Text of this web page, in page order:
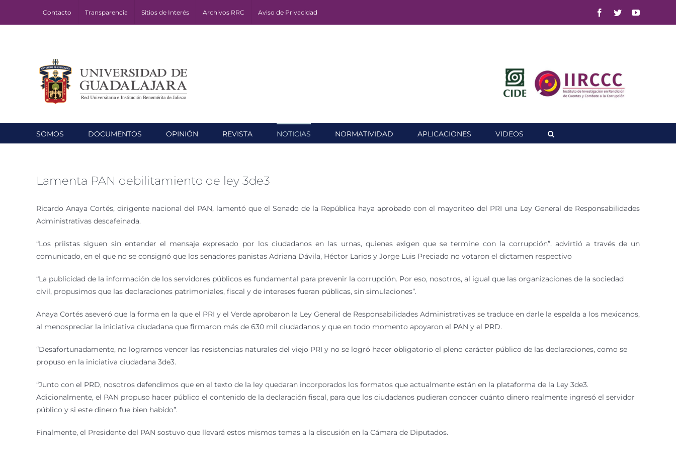
Contacto Transparencia Sitios de Interés Archivos RRC Aviso de Privacidad Facebook
TwitterYouTube
SOMOS DOCUMENTOS OPINIÓN REVISTA NOTICIAS NORMATIVIDAD APLICACIONES VIDEOS
Lamenta PAN debilitamiento de ley 3de3
Ricardo Anaya Cortés, dirigente nacional del PAN, lamentó que el Senado de la República haya aprobado con el mayoriteo del PRI una Ley General de Responsabilidades
Administrativas descafeinada.
“Los priistas siguen sin entender el mensaje expresado por los ciudadanos en las urnas, quienes exigen que se termine con la corrupción”, advirtió a través de un
comunicado, en el que no se consignó que los senadores panistas Adriana Dávila, Héctor Larios y Jorge Luis Preciado no votaron el dictamen respectivo
“La publicidad de la información de los servidores públicos es fundamental para prevenir la corrupción. Por eso, nosotros, al igual que las organizaciones de la sociedad
civil, propusimos que las declaraciones patrimoniales, fiscal y de intereses fueran públicas, sin simulaciones”.
Anaya Cortés aseveró que la forma en la que el PRI y el Verde aprobaron la Ley General de Responsabilidades Administrativas se traduce en darle la espalda a los mexicanos,
al menospreciar la iniciativa ciudadana que firmaron más de 630 mil ciudadanos y que en todo momento apoyaron el PAN y el PRD.
“Desafortunadamente, no logramos vencer las resistencias naturales del viejo PRI y no se logró hacer obligatorio el pleno carácter público de las declaraciones, como se
propuso en la iniciativa ciudadana 3de3.
“Junto con el PRD, nosotros defendimos que en el texto de la ley quedaran incorporados los formatos que actualmente están en la plataforma de la Ley 3de3.
Adicionalmente, el PAN propuso hacer público el contenido de la declaración fiscal, para que los ciudadanos pudieran conocer cuánto dinero realmente ingresó el servidor
público y si este dinero fue bien habido”.
Finalmente, el Presidente del PAN sostuvo que llevará estos mismos temas a la discusión en la Cámara de Diputados.